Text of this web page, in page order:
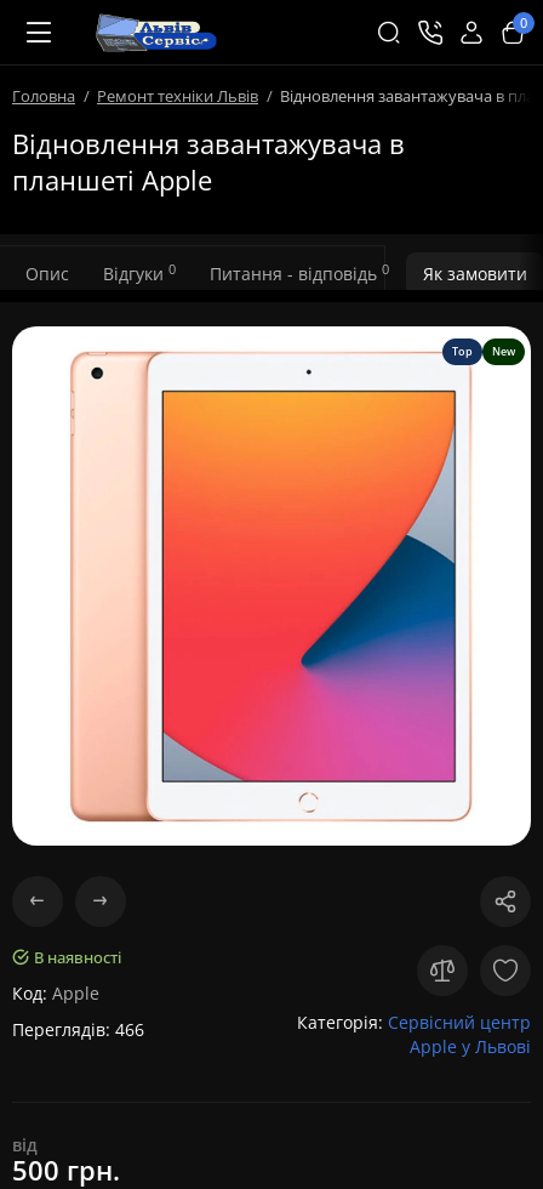
0
Головна Ремонт техніки Львів Відновлення завантажувача в
Відновлення завантажувача в
планшеті Apple
Опис Відгуки 0 Питання - відповідь 0 Як замовити
Top New
В наявності
Код: Apple
Переглядів: 466
Категорія: Сервісний центр
Apple у Львові
від
500 грн.